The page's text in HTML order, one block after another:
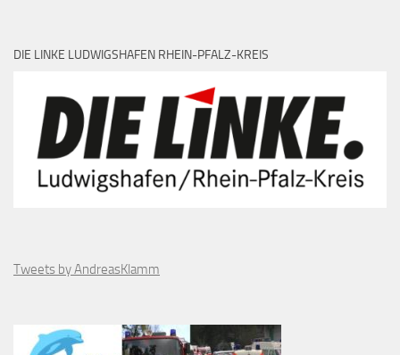
DIE LINKE LUDWIGSHAFEN RHEIN-PFALZ-KREIS
Tweets by AndreasKlamm